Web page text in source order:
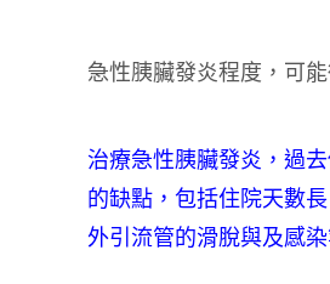
急性胰臟發炎程度，可
治療急性胰臟發炎，過
的缺點，包括住院天數
外引流管的滑脫與及感染